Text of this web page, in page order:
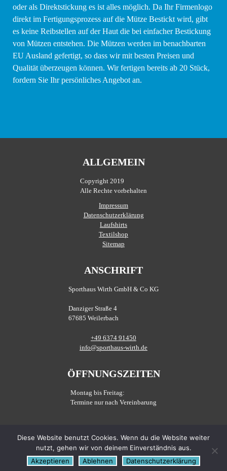
oder als Direktstickung es ist alles möglich. Da Ihr Firmenlogo
direkt im Fertigungsprozess auf die Mütze Bestickt wird, gibt
es keine Reibstellen auf der Haut die bei einfacher Bestickung
von Mützen entstehen. Die Mützen werden im benachbarten
EU Ausland gefertigt, so dass wir mit besten Preisen und
Qualität überzeugen können. Wir fertigen bereits ab 20 Stück,
fordern Sie Ihr persönliches Angebot an.
ALLGEMEIN
Copyright 2019
Alle Rechte vorbehalten
Impressum
Datenschutzerklärung
Laufshirts
Textilshop
Sitemap
ANSCHRIFT
Sporthaus Wirth GmbH & Co KG
Danziger Straße 4
67685 Weilerbach
+49 6374 91450
info@sporthaus-wirth.de
ÖFFNUNGSZEITEN
Montag bis Freitag:
Termine nur nach Vereinbarung
SOZIALE LINKS
Diese Website benutzt Cookies. Wenn du die Website weiter
nutzt, gehen wir von deinem Einverständnis aus.
Akzeptieren
Ablehnen Datenschutzerklärung